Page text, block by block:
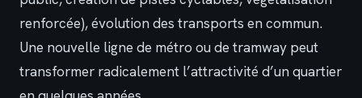
renforcée), évolution des transports en commun.
Une nouvelle ligne de métro ou de tramway peut
transformer radicalement l’attractivité d’un quartier